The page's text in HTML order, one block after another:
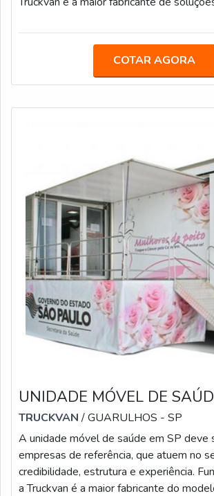
sede de 60 mil m² localizada na
DETALHES SOBRE O PRODUTOA
atender o segmento em 2006 quando
COTAR AGORA
UNIDADE MÓVEL DE
TRUCKVAN/ GUARULHOS - SP
A unidade móvel de saúde em SP deve
empresas de referência, que atuem no
credibilidade, estrutura e experiência.
a Truckvan é a maior fabricante do